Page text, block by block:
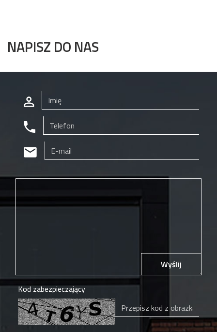
NAPISZ DO NAS
Wyślij
Kod zabezpieczający